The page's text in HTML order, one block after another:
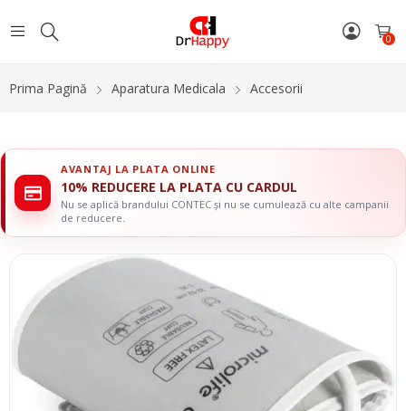
0
Prima Pagină Aparatura Medicala Accesorii
AVANTAJ LA PLATA ONLINE
10% REDUCERE LA PLATA CU CARDUL
Nu se aplică brandului CONTEC și nu se cumulează cu alte campanii
de reducere.